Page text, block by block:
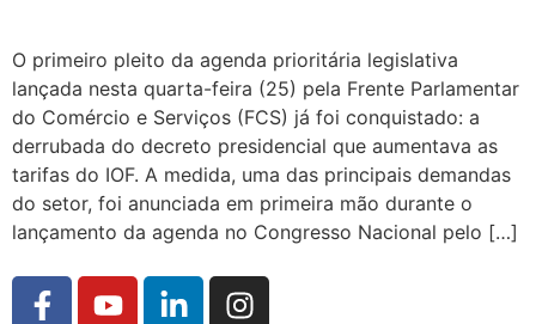
O primeiro pleito da agenda prioritária legislativa
lançada nesta quarta-feira (25) pela Frente Parlamentar
do Comércio e Serviços (FCS) já foi conquistado: a
derrubada do decreto presidencial que aumentava as
tarifas do IOF. A medida, uma das principais demandas
do setor, foi anunciada em primeira mão durante o
lançamento da agenda no Congresso Nacional pelo […]